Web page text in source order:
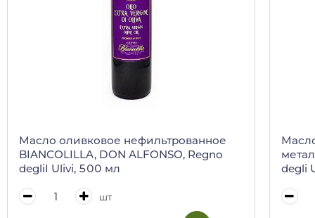
Масло оливковое нефильтрованное
BIANCOLILLA, DON ALFONSO, Regno
degliI Ulivi, 500 мл
шт
degli